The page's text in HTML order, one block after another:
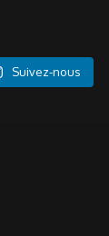
Suivez-nous